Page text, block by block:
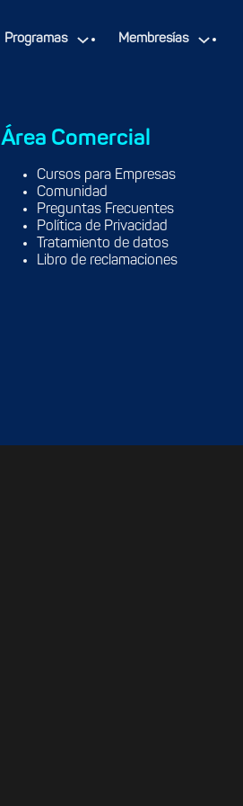
Programas Membresías
Área Comercial
Cursos para Empresas
Comunidad
Preguntas Frecuentes
Política de Privacidad
Tratamiento de datos
Libro de reclamaciones